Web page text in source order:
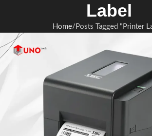
Label
Home Posts Tagged "Printer